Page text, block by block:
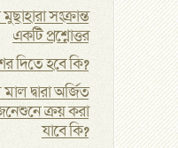
সংক্রান্ত
একটি প্রশ্নোত্তর
দিতে হবে কি?
দ্বারা অর্জিত
ক্রয় করা
যাবে কি?